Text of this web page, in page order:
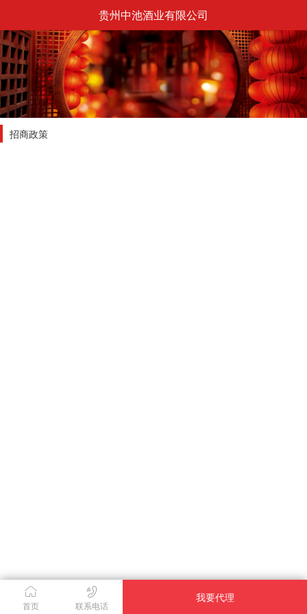
贵州中池酒业有限公司
招商政策
首页 联系电话
我要代理